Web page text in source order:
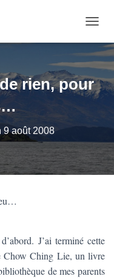
U
V
I
R
R
I
A
T
rien, pour
9 août 2008
J’ai terminé cette
Chow Ching Lie, un livre
de mes parents